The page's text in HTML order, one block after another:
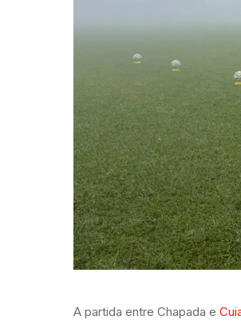
A partida entre Chapada e